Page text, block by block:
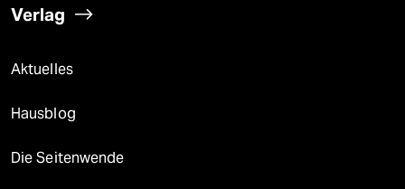
Verlag
Aktuelles
Hausblog
Die Seitenwende